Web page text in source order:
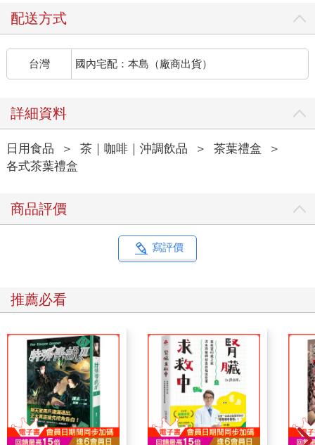
配送方式
台灣 國內宅配：本島（廠商出貨）
詳細資料
日用食品 ＞ 茶｜咖啡｜沖調飲品 ＞ 茶葉禮盒
＞
各式茶葉禮盒
商品評價
寫評價
推薦必看